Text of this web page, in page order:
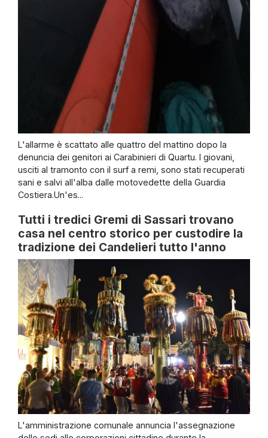
L'allarme è scattato alle quattro del mattino dopo la
denuncia dei genitori ai Carabinieri di Quartu. I giovani,
usciti al tramonto con il surf a remi, sono stati recuperati
sani e salvi all'alba dalle motovedette della Guardia
Costiera.Un'es...
Tutti i tredici Gremi di Sassari trovano
casa nel centro storico per custodire la
tradizione dei Candelieri tutto l'anno
L'amministrazione comunale annuncia l'assegnazione